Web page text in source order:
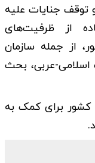
توقف جنایات علیه
از ظرفیت‌های
از جمله سازمان
اسلامی-عربی، بحث
کشور برای کمک به